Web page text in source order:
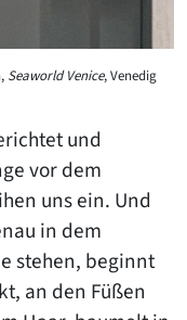
Seaworld Venice, Venedig
und
vor dem
uns ein. Und
in dem
stehen, beginnt
an den Füßen